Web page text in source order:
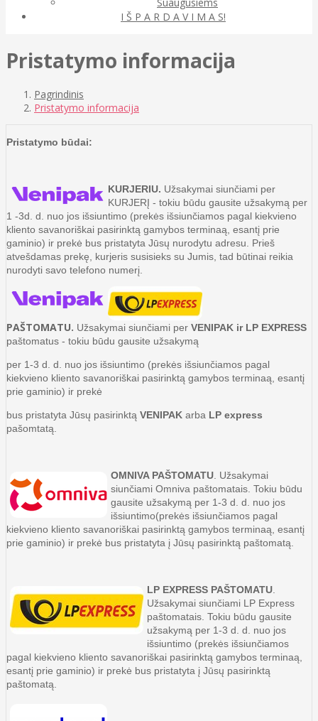
I Š P A R D A V I M A S!
Pristatymo informacija
Pagrindinis
Pristatymo informacija
Pristatymo būdai:
KURJERIU. Užsakymai siunčiami per
KURJERĮ - tokiu būdu gausite užsakymą per
1 -3d. d. nuo jos išsiuntimo (prekės išsiunčiamos pagal kiekvieno
kliento savanoriškai pasirinktą gamybos terminaą, esantį prie
gaminio) ir prekė bus pristatyta Jūsų nurodytu adresu. Prieš
atvešdamas prekę, kurjeris susisieks su Jumis, tad būtinai reikia
nurodyti savo telefono numerį.
PAŠTOMATU. Užsakymai siunčiami per VENIPAK ir LP EXPRESS
paštomatus - tokiu būdu gausite užsakymą
per 1-3 d. d. nuo jos išsiuntimo (prekės išsiunčiamos pagal
kiekvieno kliento savanoriškai pasirinktą gamybos terminaą, esantį
prie gaminio) ir prekė
bus pristatyta Jūsų pasirinktą VENIPAK arba LP express
pašomtatą.
OMNIVA PAŠTOMATU . Užsakymai
siunčiami Omniva paštomatais. Tokiu būdu
gausite užsakymą per 1-3 d. d. nuo jos
išsiuntimo(prekės išsiunčiamos pagal
kiekvieno kliento savanoriškai pasirinktą gamybos terminaą, esantį
prie gaminio) ir prekė bus pristatyta į Jūsų pasirinktą paštomatą.
LP EXPRESS PAŠTOMATU
Užsakymai siunčiami LP Express
paštomatais. Tokiu būdu gausite
užsakymą per 1-3 d. d. nuo jos
išsiuntimo (prekės išsiunčiamos
pagal kiekvieno kliento savanoriškai pasirinktą gamybos terminaą,
esantį prie gaminio) ir prekė bus pristatyta į Jūsų pasirinktą
paštomatą.